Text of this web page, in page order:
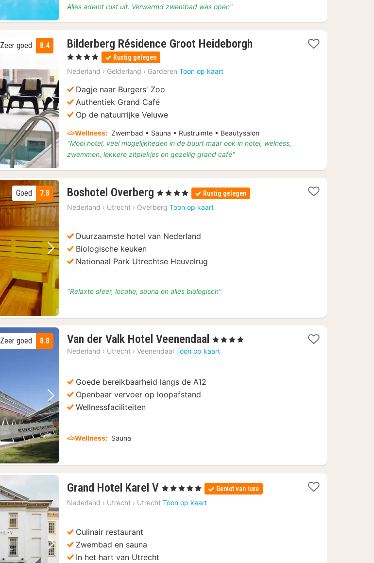
Alles ademt rust uit. Verwarmd zwembad was open"
Volgende foto
8.4
Zeer goed Bilderberg Résidence Groot Heideborgh
, 4 Sterren Rustig gelegen
Nederland › Gelderland › Garderen Toon op kaart
Dagje naar Burgers' Zoo
Authentiek Grand Café
Op de natuurrijke Veluwe
Wellness: Zwembad • Sauna • Rustruimte • Beautysalon
"Mooi hotel, veel mogelijkheden in de buurt maar ook in hotel, welness,
zwemmen, lekkere zitplekjes en gezellig grand café"
Volgende foto
7.8
Goed Boshotel Overberg 1
nacht
vanaf
94,60
, 4 Sterren Rustig gelegen
Nederland › Utrecht › Overberg Toon op kaart
Duurzaamste hotel van Nederland
Biologische keuken
Nationaal Park Utrechtse Heuvelrug
"Relaxte sfeer, locatie, sauna en alles biologisch"
Volgende foto
8.8
Zeer goed Van der Valk Hotel Veenendaal 1
nacht
, 4 Sterren
Nederland › Utrecht › Veenendaal Toon op kaart
Goede bereikbaarheid langs de A12
Openbaar vervoer op loopafstand
Wellnessfaciliteiten
Wellness: Sauna
Volgende foto
Grand Hotel Karel V 1
nacht
vanaf
, 5 Sterren Geniet van luxe
Nederland › Utrecht › Utrecht Toon op kaart
Culinair restaurant
Zwembad en sauna
In het hart van Utrecht